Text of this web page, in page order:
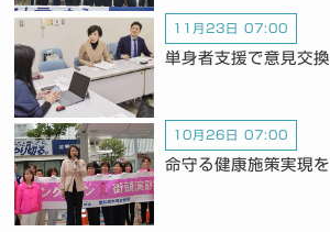
11月23日 07:00
単身者支援で意見交換
10月26日 07:00
命守る健康施策実現を